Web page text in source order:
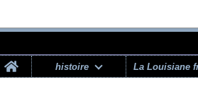
Home
histoire La Louisiane